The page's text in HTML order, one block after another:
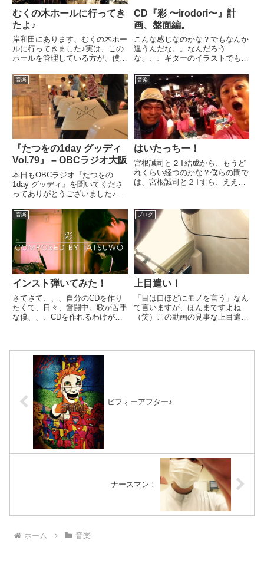
むくの木ホールに行ってき
たよ♪
岸和田にあります、むくの木ホー
ルに行ってきました♪実は、この
ホールを管理している方が、僕の
て、、、「ホールをやってるんで
す」ってことで、見学に行かせて
もらいました♪どんな会館かな
ぁ〜って思って行くと、、、ん？
家？し...
CD『彩 〜irodori〜』計
画、盤面編。
こんな感じなのかな？でもなんか
違うんだな。。なんだろう
な、、、ギターのイラストでもい
ーん、、どうだろう、、、悩むの
です。今はデザイン製作の合間
に、CDプレスとジャケット印刷
してくれる会社を探してます。ど
っかいい...
音楽
『たつをの1day グッディ
Vol.79』 – OBCラジオ大阪
本日もOBCラジオ『たつをの
1day グッディ』を聞いてくださ
ってありがとうございました♪オ
話、、、実は、、、先日のストラ
ベでおかんが参加してくれたんで
すよね。本当に何もできてません
が、、、親孝行、、もっとできれ
ば...
音楽
はいたっちー！
宮根誠司と２T結成から、もうど
れくらい経つのかな？僕らの間で
は、宮根誠司と２Tすら、ええと
ないかという噂が出てます（笑）
冗談ですよ♪でもクマとこうやっ
て一緒に音楽をできる機会をく
れ...
音楽
インスト弾いてみた！
さてさて、、、自分のCDを作り
たくて、日々、奮闘中。歌が苦手
な僕、、、CDを作れるわけがな
ら曲作りが始まりました。特に今
は指を骨折してて、ピックがう
ブログ
上目遣い！
「目は口ほどにモノを言う」なん
て言いますが、ほんまですよね
（笑）この動画の見事な上目遣
ビフォーアフター♪
ナースマン！
ホーム 音楽